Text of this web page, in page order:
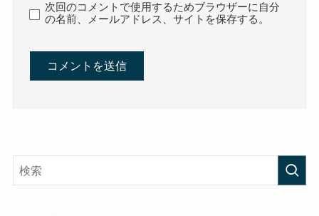
次回のコメントで使用するためブラウザーに自分
の名前、メールアドレス、サイトを保存する。